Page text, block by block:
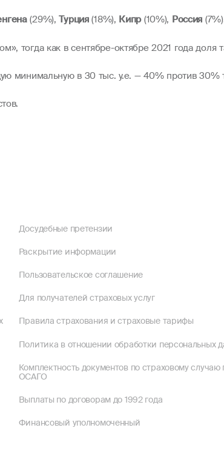
(29%),Турция(18%), Кипр(10%), Россия
тогда как в сентябре-октябре 2021 года доля
минимальную в 30 тыс. у.е. — 40% против 30%
Досудебные претензии
Раскрытие информации
Пользовательское соглашение
Для получателей страховых услуг
Правила страхования и страховые тарифы
Политика в отношении обработки персональных
Комплектность документов по страховому случаю
ОСАГО
Выплаты по договорам до 1992 года
Финансовый уполномоченный